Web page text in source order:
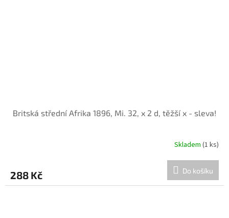
Britská střední Afrika 1896, Mi. 32, x 2 d, těžší x - sleva!
Skladem (1 ks)
288 Kč Do košíku